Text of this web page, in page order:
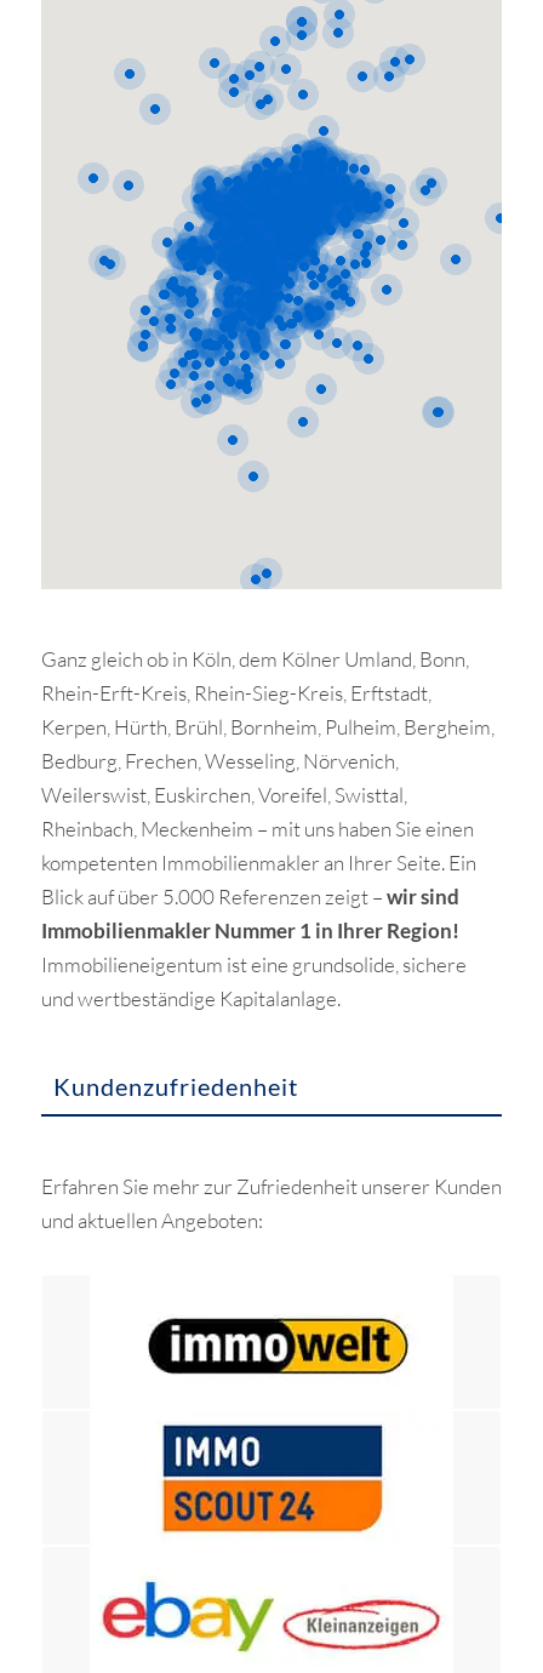
Ganz gleich ob in Köln, dem Kölner Umland, Bonn,
Rhein-Erft-Kreis, Rhein-Sieg-Kreis, Erftstadt,
Kerpen, Hürth, Brühl, Bornheim, Pulheim, Bergheim,
Bedburg, Frechen, Wesseling, Nörvenich,
Weilerswist, Euskirchen, Voreifel, Swisttal,
Rheinbach, Meckenheim – mit uns haben Sie einen
kompetenten Immobilienmakler an Ihrer Seite. Ein
Blick auf über 5.000 Referenzen zeigt –wir sind
Immobilienmakler Nummer 1 in Ihrer Region!
Immobilieneigentum ist eine grundsolide, sichere
und wertbeständige Kapitalanlage.
Kundenzufriedenheit
Erfahren Sie mehr zur Zufriedenheit unserer Kunden
und aktuellen Angeboten: